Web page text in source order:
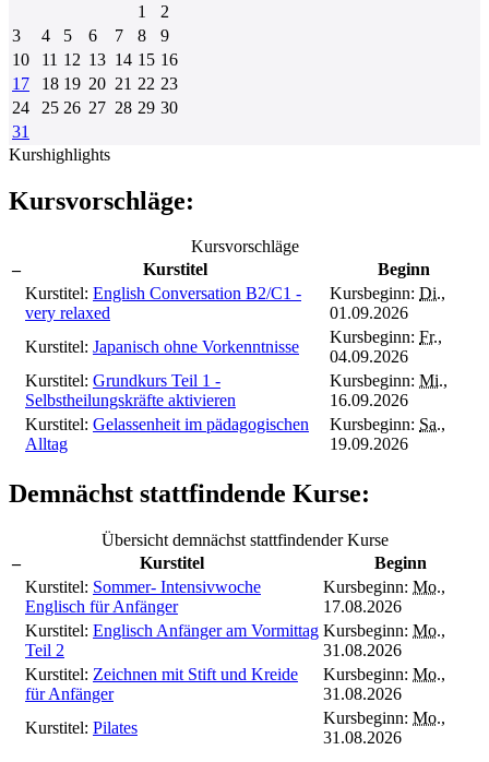
1
2
3
4 5 6 7 8
9
10
11 12 13 14 15 16
17
18 19 20 21 22 23
24
25 26 27 28 29 30
31
Kurshighlights
Kursvorschläge:
Kursvorschläge
–
Kurstitel
Beginn
Kurstitel: English Conversation B2/C1 -
very relaxed
Kursbeginn: Di.,
01.09.2026
Kurstitel: Japanisch ohne Vorkenntnisse
Kursbeginn: Fr.,
04.09.2026
Kurstitel: Grundkurs Teil 1 -
Selbstheilungskräfte aktivieren
Kursbeginn: Mi.,
16.09.2026
Kurstitel: Gelassenheit im pädagogischen
Alltag
Kursbeginn: Sa.,
19.09.2026
Demnächst stattfindende Kurse:
Übersicht demnächst stattfindender Kurse
–
Kurstitel
Beginn
Kurstitel: Sommer- Intensivwoche
Englisch für Anfänger
Kursbeginn: Mo.,
17.08.2026
Kurstitel: Englisch Anfänger am Vormittag
Teil 2
Kursbeginn: Mo.,
31.08.2026
Kurstitel: Zeichnen mit Stift und Kreide
für Anfänger
Kursbeginn: Mo.,
31.08.2026
Kurstitel: Pilates
Kursbeginn: Mo.,
31.08.2026